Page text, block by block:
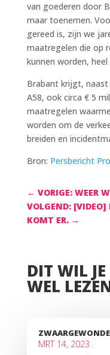
van goederen door
maar toenemen.
gereed is, zijn we
maatregelen die op
kunnen worden, heel
Brabant krijgt, naast
A58, ook circa € 5
maatregelen
worden om de
breiden en
Bron: Persbericht
← VORIGE: WEER
VOLGEND:
KOMT ER. →
DIT WIL
WEL
MRT 14, 2023